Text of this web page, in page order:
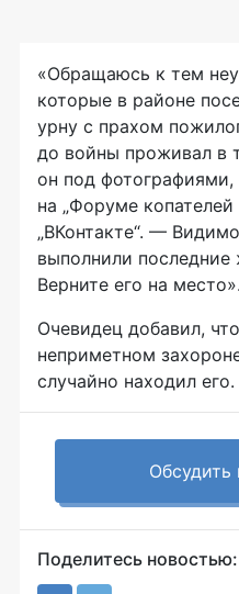
«Обращаюсь к тем
которые в районе
урну с прахом
до войны проживал в
он под
на „Форуме копателей
„ВКонтакте“. —
выполнили последние
Верните его на место».
Очевидец добавил,
неприметном
случайно находил его.
Обсудить
Поделитесь новостью: